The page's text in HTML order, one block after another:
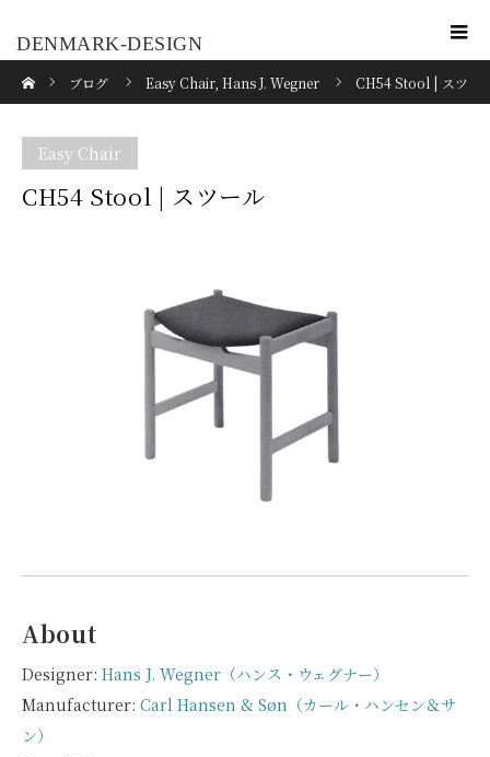
DENMARK-DESIGN
ブログ Easy Chair, Hans J. Wegner CH54 Stool | スツ
Easy Chair
CH54 Stool | スツール
About
Designer: Hans J. Wegner（ハンス・ウェグナー）
Manufacturer: Carl Hansen & Søn（カール・ハンセン＆サ
ン）